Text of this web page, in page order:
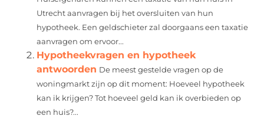
Utrecht aanvragen bij het oversluiten van hun
hypotheek. Een geldschieter zal doorgaans een taxatie
aanvragen om ervoor...
Hypotheekvragen en hypotheek
antwoorden De meest gestelde vragen op de
woningmarkt zijn op dit moment: Hoeveel hypotheek
kan ik krijgen? Tot hoeveel geld kan ik overbieden op
een huis?...